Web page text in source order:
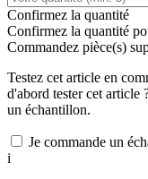
Confirmez la quantité
Confirmez la quantité
Commandez pièce(s)
Testez cet article en
d'abord tester cet article
un échantillon.
Je commande un
i